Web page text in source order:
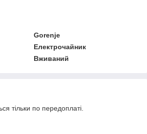
Gorenje
Електрочайник
Вживаний
тільки по передоплаті.